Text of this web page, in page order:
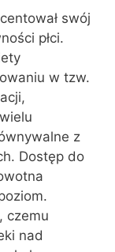
swój
płci.
w tzw.
z
Dostęp do
czemu
nad